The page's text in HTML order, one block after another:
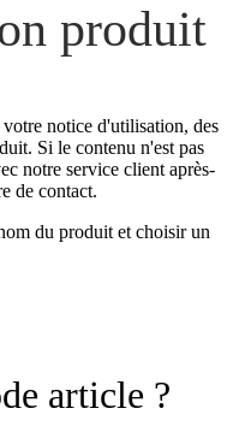
produit
notice d'utilisation, des
Si le contenu n'est pas
notre service client après-
de contact.
du produit et choisir un
article ?